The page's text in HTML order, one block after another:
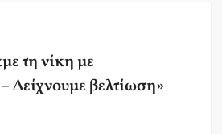
τη νίκη με
Δείχνουμε βελτίωση»